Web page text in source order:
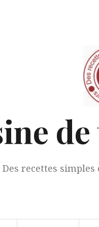
Des recettes